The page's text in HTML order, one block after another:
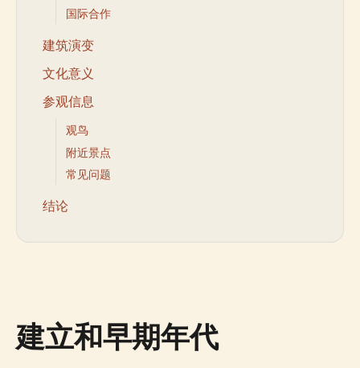
国际合作
建筑演变
文化意义
参观信息
观鸟
附近景点
常见问题
结论
建立和早期年代